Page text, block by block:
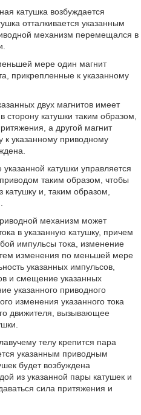
катушка возбуждается
отталкивается указанным
механизм перемещался в
мере один магнит
прикрепленные к указанному
двух магнитов имеет
сторону катушки таким образом,
а другой магнит
к указанному приводному
катушки управляется
таким образом, чтобы
катушку и, таким образом,
механизм может
в указанную катушку, причем
импульсы тока, изменение
изменения по меньшей мере
указанных импульсов,
и смещение указанных
указанного приводного
изменения указанного тока
движителя, вызывающее
телу крепится пара
указанным приводным
будет возбуждена
из указанной пары катушек и
сила притяжения и